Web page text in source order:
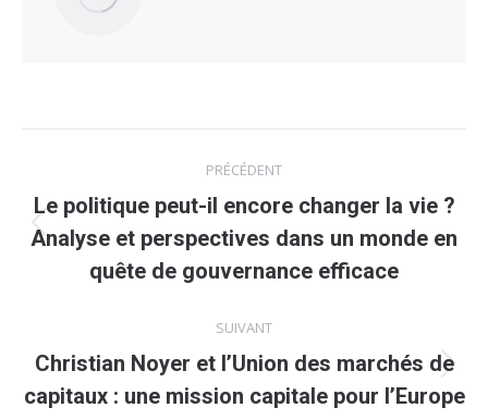
article
PRÉCÉDENT
Article
précédent
Le politique peut-il encore changer la vie ?
Analyse et perspectives dans un monde en
quête de gouvernance efficace
SUIVANT
Article
suivant
Christian Noyer et l’Union des marchés de
capitaux : une mission capitale pour l’Europe